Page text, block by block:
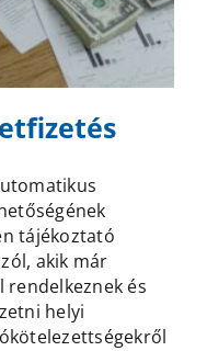
tájékoztató
akik már
rendelkeznek és
helyi